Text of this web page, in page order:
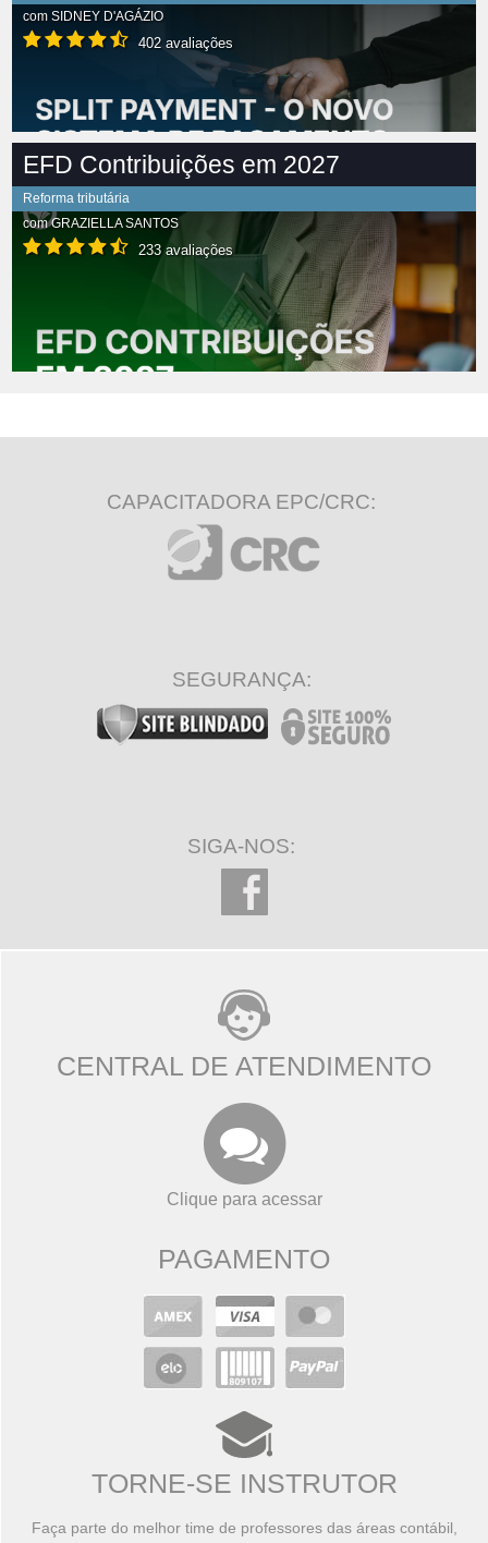
com SIDNEY D'AGÁZIO
402 avaliações
EFD Contribuições em 2027
Reforma tributária
comGRAZIELLA SANTOS
233 avaliações
CAPACITADORA EPC/CRC:
SEGURANÇA:
SIGA-NOS:
CENTRAL DE ATENDIMENTO
Clique para acessar
PAGAMENTO
TORNE-SE INSTRUTOR
Faça parte do melhor time de professores das áreas contábil,